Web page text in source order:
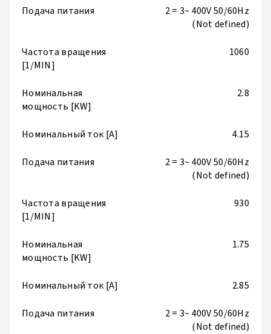
Подача питания
2 = 3~ 400V 50/60Hz
(Not defined)
Частота вращения
[1/MIN]
1060
Номинальная
мощность [KW]
2.8
Номинальный ток [A] 4.15
Подача питания
2 = 3~ 400V 50/60Hz
(Not defined)
Частота вращения
[1/MIN]
930
Номинальная
мощность [KW]
1.75
Номинальный ток [A] 2.85
Подача питания
2 = 3~ 400V 50/60Hz
(Not defined)